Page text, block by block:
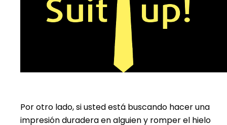
Por otro lado, si usted está buscando hacer una
impresión duradera en alguien y romper el hielo